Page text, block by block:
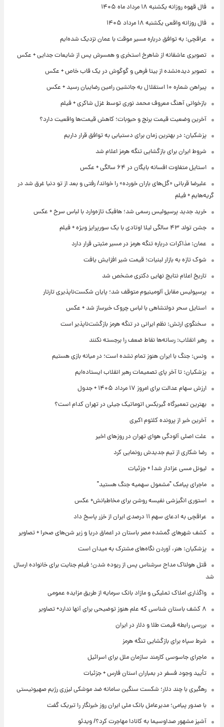
فال قهوه روزانه یکشنبه ۱۸ مرداد ماه ۱۴۰۵
فال روزانه واقعی یکشنبه ۱۸ مرداد ۱۴۰۵
عراقچی: به توافق درباره مسیر موقت با عمان نزدیک شده‌ایم
تصویری عاشقانه از شاهرخ استخری و همسرش پس از شایعات جدایی + عکس
تصویر دیده‌نشده از بیتا فرهی و گوگوش در یک قاب خاص + عکس
پیراهن شماره ۱۰ استقلال به جانشین رامین رضاییان رسید + عکس
بازخوانی آهنگ معروف محمد نوری توسط غزل شاکری + فیلم
آخرین وضعیت قیمت برنج و حبوبات؛ کاهش قیمت‌ها واقعیت دارد؟
پزشکیان: در بهترین زمان برای دستیابی به توافق قرار داریم
شروط ایران برای بازگشایی تنگه هرمز اعلام شد
استایل متفاوت افسانه بایگان در ۶۴ سالگی + عکس
علیرضا قربانی «گل‌های باران خورده» را خواند/ رفتی و بعد از تو دنیا غرق شد در
گریه‌هایم + فیلم
خرید جدید پرسپولیس رسمی شد؛ هافبک تازه‌وارد با لباس سرخ + عکس
جشن تولد ۴۳ سالگی لیلا اوتادی با یک سورپرایز ویژه + فیلم
عمان: مذاکرات درباره تنگه هرمز در مسیر مثبتی قرار دارد
شوک تازه به بازار لبنیات؛ قیمت شیر افزایش یافت
تاریخ اعلام نتایج نهایی دکتری مشخص شد
پرسپولیس مقابل آلومینیوم متوقف شد؛ پایان شکست‌ناپذیری تارتار
استایل سحر دولتشاهی با لباس چروک خبرساز شد + عکس
سخنگوی ارتش: نظم ایرانی در تنگه هرمز بازگشت‌ناپذیر است
رهبر انقلاب: رسانه‌ها نقاط ضعف را برجسته نکنند
ونس: جنگ با ایران هنوز تمام نشده است؛ در میانه بازی هستیم
پزشکیان: تا آخر پای تصمیمات رهبر انقلاب ایستاده‌ایم
ارزش سهام عدالت برای امروز ۱۷ مرداد ۱۴۰۵ + جدول
بهترین تعمیرگاه گیربکس اتوماتیک جیلی در تهران کدام است؟
آخرین خبر از پرونده کلثوم اکبری
علت اصلی آلودگی هوای تهران در روزهای اخیر
رضا شکاری از تیم جدیدش رونمایی کرد
لیونل مسی عزادار شد! + جزئیات
ماجرای پیامک "مشمول سهمیه جنگ هستید"
استوری انگیزشی نفیسه روشن برای مخاطبانش+ عکس
عراقچی به ادعای سهم ۱۱ درصدی ایران از خزر پاسخ داد
کشف شهرهای گمشده مصر باستان در اعماق دریا و زیر شن‌های صحرا + تصاویر
پزشکیان: هنر، آوردن نگاه‌های مشترک به میدان است
قتل هولناک مداح سرشناس پس از ربوده شدن؛ فیلم جنایت برای خانواده ارسال
شد
واگذاری املاک تملیکی و مازاد بانک سرمایه از طریق مزایده عمومی
۸ کشف باستان شناسی که علم هنوز توضیحی برای آنها ندارد+ تصاویر
بررسی رابطه قیمت طلا و دلار در ایران
شرط سپاه برای بازگشایی تنگه هرمز
ماجرای جاسوسی کارمند سازمان ملل برای اسرائیل
تأیید وجود فسفر در بمباران استان فارس + جزئیات
رهگیری با چند دلار؛ شکست سنگین سامانه ضد موشکی لیزری رژیم صهیونیستی
با صدور پیامی؛ مدیرعامل بانک ملی ایران روز خبرنگار را تبریک گفت
آشپز مشهور صداوسیما به کانادا مهاجرت کرد؟/ ویدئو